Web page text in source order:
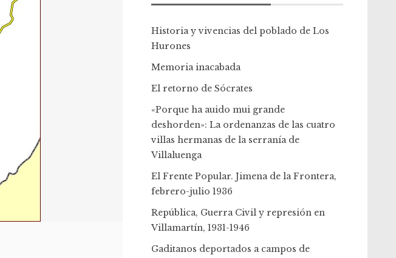
Historia y vivencias del poblado de Los
Hurones
Memoria inacabada
El retorno de Sócrates
«Porque ha auido mui grande
deshorden»: La ordenanzas de las cuatro
villas hermanas de la serranía de
Villaluenga
El Frente Popular. Jimena de la Frontera,
febrero-julio 1936
República, Guerra Civil y represión en
Villamartín, 1931-1946
Gaditanos deportados a campos de